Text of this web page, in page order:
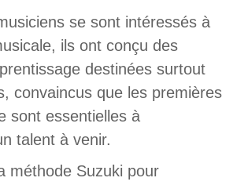
se sont intéressés à
ils ont conçu des
destinées surtout
convaincus que les premières
sont essentielles à
talent à venir.
méthode Suzuki pour